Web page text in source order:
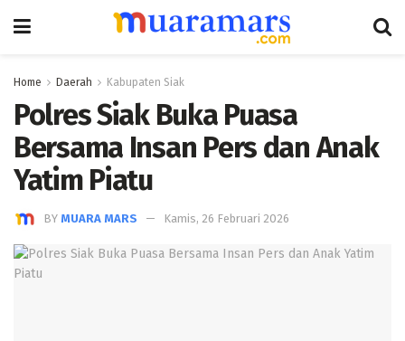
Home Daerah Kabupaten Siak
Polres Siak Buka Puasa
Bersama Insan Pers dan Anak
Yatim Piatu
BY MUARA MARS Kamis, 26 Februari 2026